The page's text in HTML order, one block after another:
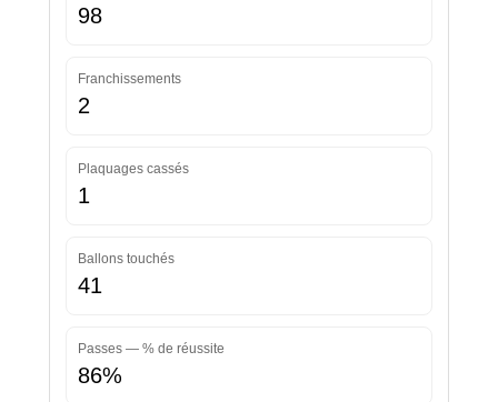
98
Franchissements
2
Plaquages cassés
1
Ballons touchés
41
Passes — % de réussite
86%